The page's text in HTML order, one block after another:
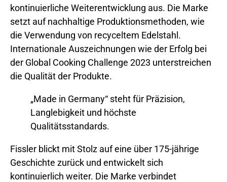
kontinuierliche Weiterentwicklung aus. Die Marke
setzt auf nachhaltige Produktionsmethoden, wie
die Verwendung von recyceltem Edelstahl.
Internationale Auszeichnungen wie der Erfolg bei
der Global Cooking Challenge 2023 unterstreichen
die Qualität der Produkte.
„Made in Germany“ steht für Präzision,
Langlebigkeit und höchste
Qualitätsstandards.
Fissler blickt mit Stolz auf eine über 175-jährige
Geschichte zurück und entwickelt sich
kontinuierlich weiter. Die Marke verbindet